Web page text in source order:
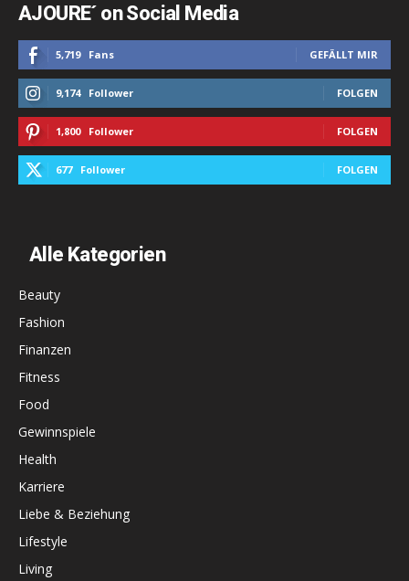
AJOURE´ on Social Media
5,719 Fans GEFÄLLT MIR
9,174 Follower FOLGEN
1,800 Follower FOLGEN
677 Follower FOLGEN
Alle Kategorien
Beauty
Fashion
Finanzen
Fitness
Food
Gewinnspiele
Health
Karriere
Liebe & Beziehung
Lifestyle
Living